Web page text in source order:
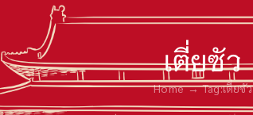
เตี่ยซัว
Home Tag:เตี่ยซัว